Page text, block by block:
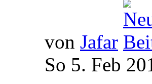
von Jafar
So 5. Feb